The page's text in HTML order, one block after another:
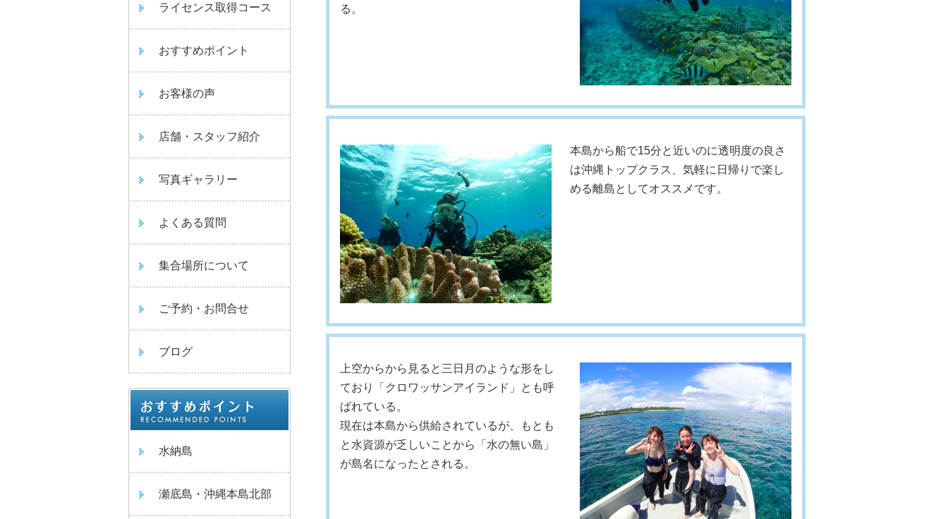
ライセンス取得コース
おすすめポイント
お客様の声
店舗・スタッフ紹介
写真ギャラリー
よくある質問
集合場所について
ご予約・お問合せ
ブログ
水納島
瀬底島・沖縄本島北部
る。
本島から船で15分と近いのに透明度の良さ
は沖縄トップクラス、気軽に日帰りで楽し
める離島としてオススメです。
上空からから見ると三日月のような形をし
ており「クロワッサンアイランド」とも呼
ばれている。
現在は本島から供給されているが、もとも
と水資源が乏しいことから「水の無い島」
が島名になったとされる。